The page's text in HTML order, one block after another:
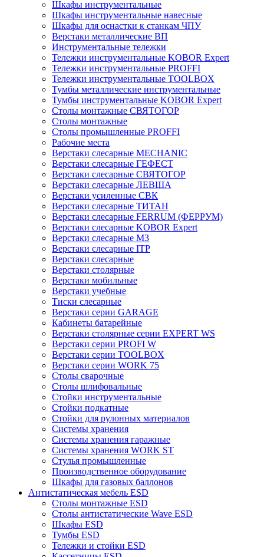
Шкафы инструментальные
Шкафы инструментальные навесные
Шкафы для оснастки к станкам ЧПУ
Верстаки металлические ВП
Инструментальные тележки
Тележки инструментальные KOBOR Expert
Тележки инструментальные PROFFI
Тележки инструментальные TOOLBOX
Тумбы металлические инструментальные
Тумбы инструментальные KOBOR Expert
Столы монтажные СВЯТОГОР
Столы монтажные
Столы промышленные PROFFI
Рабочие места
Верстаки слесарные MECHANIC
Верстаки слесарные ГЕФЕСТ
Верстаки слесарные СВЯТОГОР
Верстаки слесарные ЛЕВША
Верстаки усиленные СВК
Верстаки слесарные ТИТАН
Верстаки слесарные FERRUM (ФЕРРУМ)
Верстаки слесарные KOBOR Expert
Верстаки слесарные М3
Верстаки слесарные ITP
Верстаки слесарные
Верстаки столярные
Верстаки мобильные
Верстаки учебные
Тиски слесарные
Верстаки серии GARAGE
Кабинеты батарейные
Верстаки столярные серии EXPERT WS
Верстаки серии PROFI W
Верстаки серии TOOLBOX
Верстаки серии WORK 75
Столы сварочные
Столы шлифовальные
Стойки инструментальные
Стойки подкатные
Стойки для рулонных материалов
Системы хранения
Системы хранения гаражные
Системы хранения WORK ST
Стулья промышленные
Производственное оборудование
Шкафы для газовых баллонов
Антистатическая мебель ESD
Столы монтажные ESD
Столы антистатические Wave ESD
Шкафы ESD
Тумбы ESD
Тележки и стойки ESD